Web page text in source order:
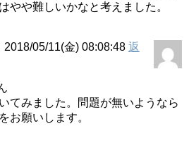
やや難しいかなと考えました。
2018/05/11(金) 08:08:48 返
てみました。問題が無いようなら
お願いします。